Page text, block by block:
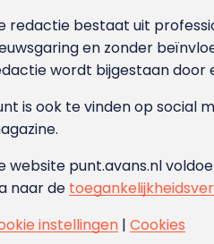
redactie bestaat uit
en zonder
wordt bijgestaan door
is ook te vinden op social
website punt.avans.nl
naar de
instellingen |Cookies